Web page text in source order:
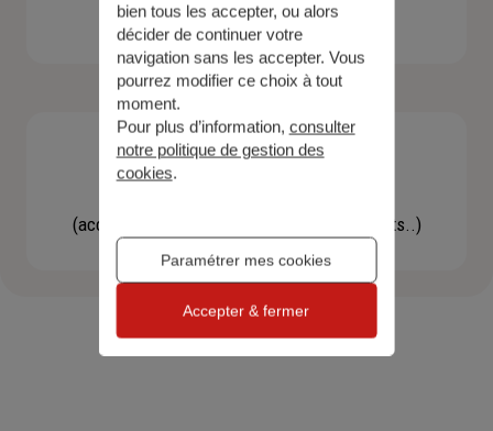
bilan...)
(accéder à l'espace client, gérer mes contrats..)
bien tous les accepter, ou alors
décider de continuer votre
navigation sans les accepter. Vous
pourrez modifier ce choix à tout
moment.
Pour plus d’information, consulter
notre politique de gestion des
cookies.
Paramétrer mes cookies
Accepter & fermer